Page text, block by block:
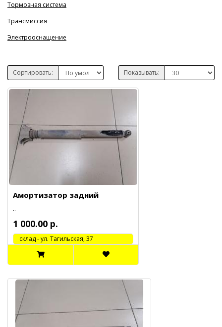
Тормозная система
Трансмиссия
Электрооснащение
Сортировать: Показывать:
Амортизатор задний
..
1 000.00 р.
cклад - ул. Тагильская, 37